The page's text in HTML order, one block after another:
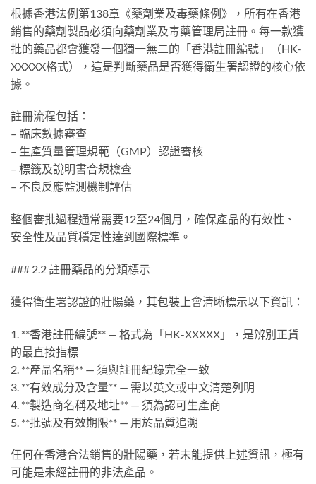
根據香港法例第138章《藥劑業及毒藥條例》，所有在香港
銷售的藥劑製品必須向藥劑業及毒藥管理局註冊。每一款獲
批的藥品都會獲發一個獨一無二的「香港註冊編號」（HK-
XXXXX格式），這是判斷藥品是否獲得衛生署認證的核心依
據。
註冊流程包括：
– 臨床數據審查
– 生產質量管理規範（GMP）認證審核
– 標籤及說明書合規檢查
– 不良反應監測機制評估
整個審批過程通常需要12至24個月，確保產品的有效性、
安全性及品質穩定性達到國際標準。
### 2.2 註冊藥品的分類標示
獲得衛生署認證的壯陽藥，其包裝上會清晰標示以下資訊：
1. **香港註冊編號** — 格式為「HK-XXXXX」，是辨別正貨
的最直接指標
2. **產品名稱** — 須與註冊紀錄完全一致
3. **有效成分及含量** — 需以英文或中文清楚列明
4. **製造商名稱及地址** — 須為認可生產商
5. **批號及有效期限** — 用於品質追溯
任何在香港合法銷售的壯陽藥，若未能提供上述資訊，極有
可能是未經註冊的非法產品。